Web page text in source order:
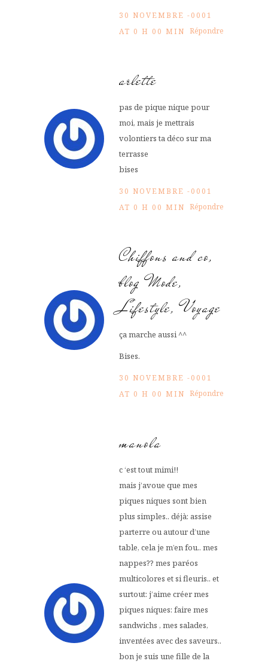
30 NOVEMBRE -0001
AT 0 H 00 MIN Répondre
arlette
pas de pique nique pour
moi, mais je mettrais
volontiers ta déco sur ma
terrasse
bises
30 NOVEMBRE -0001
AT 0 H 00 MIN Répondre
Chiffons and co,
blog Mode,
Lifestyle, Voyage
ça marche aussi ^^
Bises.
30 NOVEMBRE -0001
AT 0 H 00 MIN Répondre
manola
c ‘est tout mimi!!
mais j’avoue que mes
piques niques sont bien
plus simples.. déjà: assise
parterre ou autour d’une
table, cela je m’en fou.. mes
nappes?? mes paréos
multicolores et si fleuris.. et
surtout: j’aime créer mes
piques niques: faire mes
sandwichs , mes salades,
inventées avec des saveurs..
bon je suis une fille de la